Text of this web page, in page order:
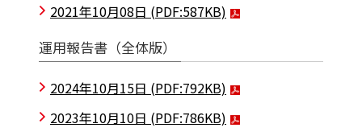
2021年10月08日 (PDF:587KB)
運用報告書（全体版）
2024年10月15日 (PDF:792KB)
2023年10月10日 (PDF:786KB)